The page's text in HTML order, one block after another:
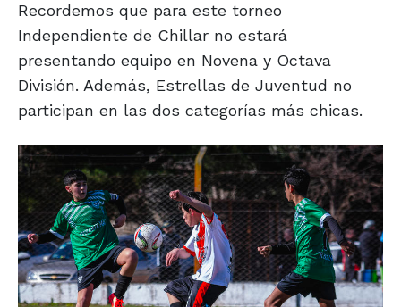
Recordemos que para este torneo
Independiente de Chillar no estará
presentando equipo en Novena y Octava
División. Además, Estrellas de Juventud no
participan en las dos categorías más chicas.